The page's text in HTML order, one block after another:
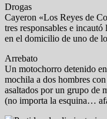
Drogas
Cayeron «Los Reyes de
tres responsables e
en el domicilio de uno de
Arrebato
Un motochorro detenido
mochila a dos hombres
asaltados por un grupo de
(no importa la esquina…